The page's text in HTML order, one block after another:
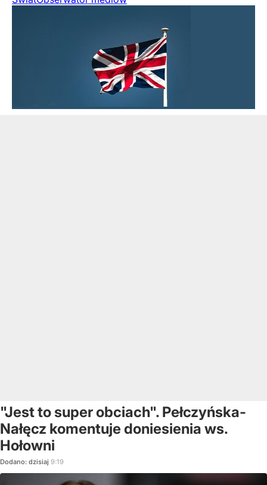
"Jest to super obciach". Pełczyńska-
Nałęcz komentuje doniesienia ws.
Hołowni
Dodano: dzisiaj 9:19